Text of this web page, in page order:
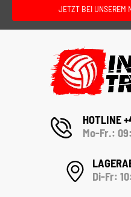
JETZT BEI UNSEREM
HOTLINE
Mo-Fr.:
Di-Fr: